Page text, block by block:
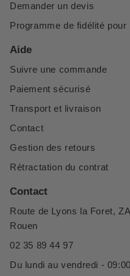
Demander un devis
Programme de fidélité pour
Aide
Suivre une commande
Paiement sécurisé
Transport et livraison
Contact
Gestion des retours
Rétractation du contrat
Contact
Route de Lyons la Foret,
Rouen
02 35 89 44 97
Du lundi au vendredi -